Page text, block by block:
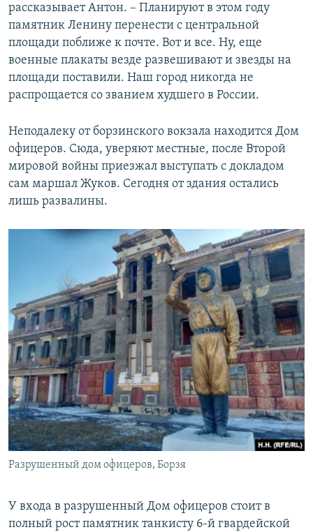
рассказывает Антон. – Планируют в этом году
памятник Ленину перенести с центральной
площади поближе к почте. Вот и все. Ну, еще
военные плакаты везде развешивают и звезды на
площади поставили. Наш город никогда не
распрощается со званием худшего в России.
Неподалеку от борзинского вокзала находится Дом
офицеров. Сюда, уверяют местные, после Второй
мировой войны приезжал выступать с докладом
сам маршал Жуков. Сегодня от здания остались
лишь развалины.
Разрушенный дом офицеров, Борзя
У входа в разрушенный Дом офицеров стоит в
полный рост памятник танкисту 6-й гвардейской